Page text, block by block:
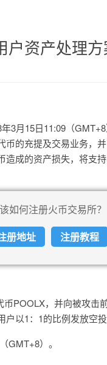
户资产处理
3月15日11:09（
的充提及交易业务，
成的资产损失，将支
如何注册火币交易所？
册地址
注册教程
POOLX，并向被攻击
以1：1的比例发放空投
GMT+8）。